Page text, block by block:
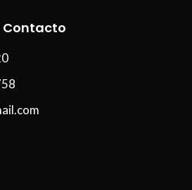
Contacto